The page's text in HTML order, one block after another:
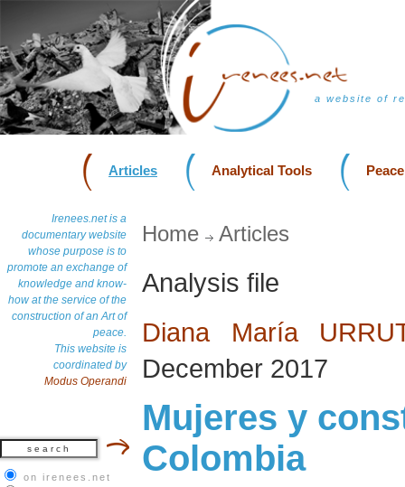
a website of
Articles Analytical Tools
Irenees.net is a
documentary website
whose purpose is to
promote an exchange of
knowledge and know-
how at the service of the
construction of an Art of
peace.
This website is
coordinated by
Modus Operandi
on irenees.net
Home Articles
Analysis file
Diana María
December 2017
Mujeres y
Colombia